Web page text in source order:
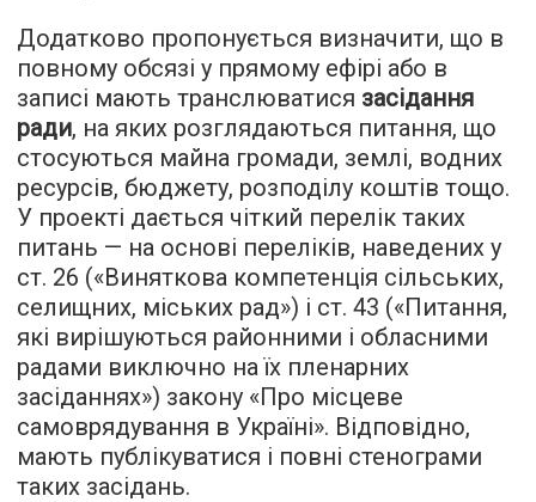
Додатково пропонується визначити, що в
повному обсязі у прямому ефірі або в
записі мають транслюватися засідання
ради, на яких розглядаються питання, що
стосуються майна громади, землі, водних
ресурсів, бюджету, розподілу коштів тощо.
У проекті дається чіткий перелік таких
питань — на основі переліків, наведених у
ст. 26 («Виняткова компетенція сільських,
селищних, міських рад») і ст. 43 («Питання,
які вирішуються районними і обласними
радами виключно на їх пленарних
засіданнях») закону «Про місцеве
самоврядування в Україні». Відповідно,
мають публікуватися і повні стенограми
таких засідань.